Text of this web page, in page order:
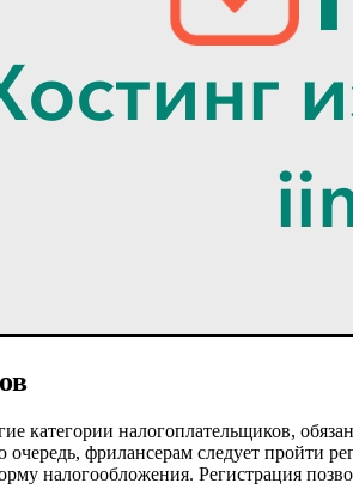
категории налогоплательщиков,
фрилансерам следует пройти
налогообложения. Регистрация